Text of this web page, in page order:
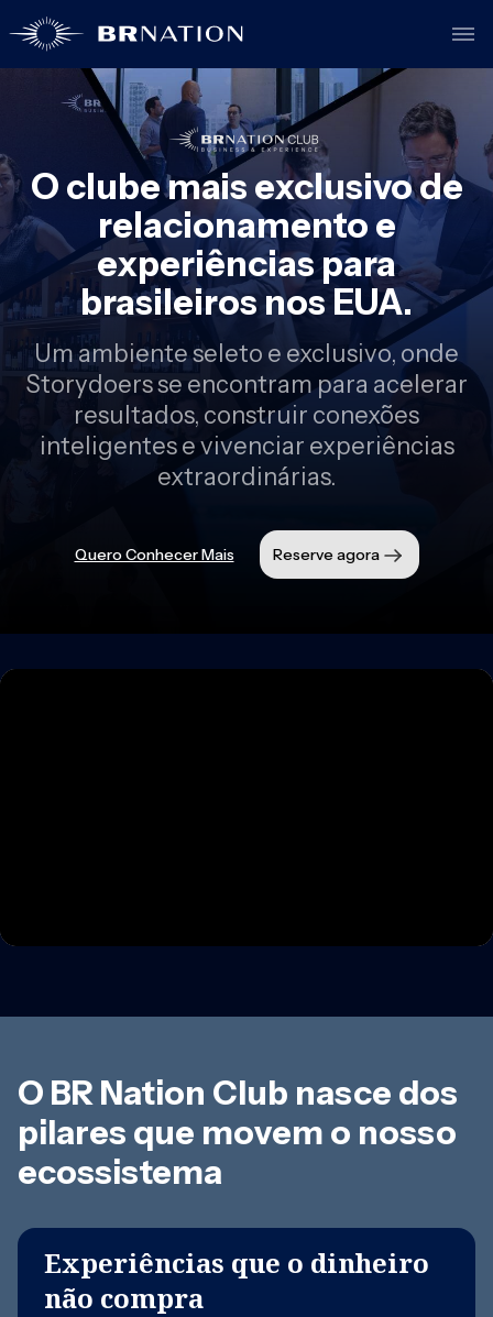
O clube mais exclusivo de
relacionamento e
experiências para
brasileiros nos EUA.
Um ambiente seleto e exclusivo, onde
Storydoers se encontram para acelerar
resultados, construir conexões
inteligentes e vivenciar experiências
extraordinárias.
Quero Conhecer Mais Reserve agora
O BR Nation Club nasce dos
pilares que movem o nosso
ecossistema
Experiências que o dinheiro
não compra